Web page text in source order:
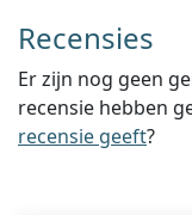
Recensies
Er zijn nog geen
recensie hebben
recensie geeft?